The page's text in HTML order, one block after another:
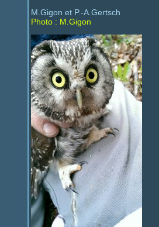
M.Gigon et P.-A.Gertsch
Photo : M.Gigon